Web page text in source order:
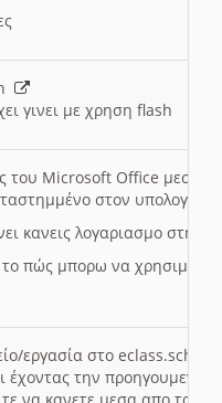
γινει με χρηση flash
του Microsoft Office μεσω
στον
κανεις λογαριασμο στη
πώς μπορω να
εργασία στο eclass.sch.gr
έχοντας την